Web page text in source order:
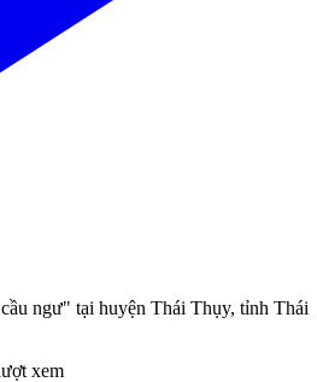
ngư" tại huyện Thái Thụy, tỉnh Thái
xem